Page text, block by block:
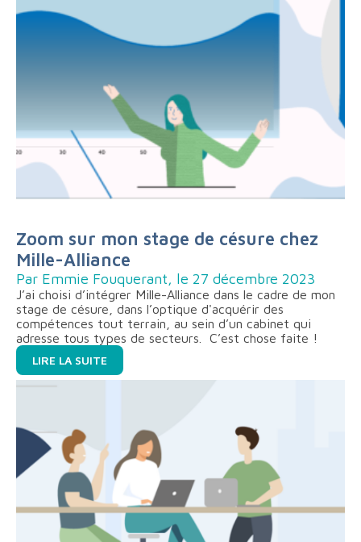
Zoom sur mon stage de césure chez
Mille-Alliance
Par Emmie Fouquerant, le 27 décembre 2023
J’ai choisi d’intégrer Mille-Alliance dans le cadre de mon
stage de césure, dans l’optique d'acquérir des
compétences tout terrain, au sein d’un cabinet qui
adresse tous types de secteurs. C’est chose faite !
LIRE LA SUITE